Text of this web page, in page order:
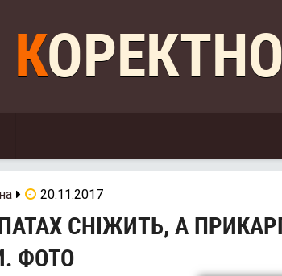
КОРЕКТНО
20.11.2017
СНІЖИТЬ, А
ФОТО